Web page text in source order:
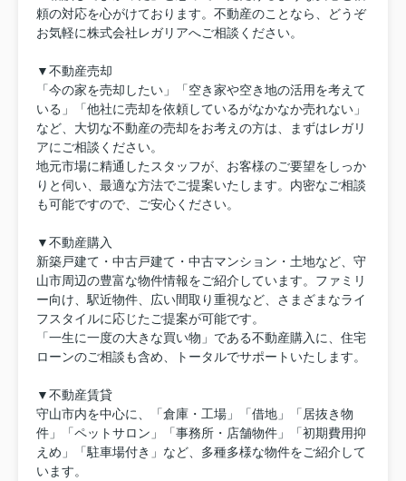
頼の対応を心がけております。不動産のことなら、どうぞ
お気軽に株式会社レガリアへご相談ください。
▼不動産売却
「今の家を売却したい」「空き家や空き地の活用を考えて
いる」「他社に売却を依頼しているがなかなか売れない」
など、大切な不動産の売却をお考えの方は、まずはレガリ
アにご相談ください。
地元市場に精通したスタッフが、お客様のご要望をしっか
りと伺い、最適な方法でご提案いたします。内密なご相談
も可能ですので、ご安心ください。
▼不動産購入
新築戸建て・中古戸建て・中古マンション・土地など、守
山市周辺の豊富な物件情報をご紹介しています。ファミリ
ー向け、駅近物件、広い間取り重視など、さまざまなライ
フスタイルに応じたご提案が可能です。
「一生に一度の大きな買い物」である不動産購入に、住宅
ローンのご相談も含め、トータルでサポートいたします。
▼不動産賃貸
守山市内を中心に、「倉庫・工場」「借地」「居抜き物
件」「ペットサロン」「事務所・店舗物件」「初期費用抑
えめ」「駐車場付き」など、多種多様な物件をご紹介して
います。